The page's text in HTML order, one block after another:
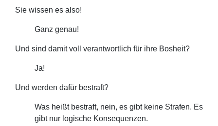
Sie wissen es also!
Ganz genau!
Und sind damit voll verantwortlich für ihre Bosheit?
Ja!
Und werden dafür bestraft?
Was heißt bestraft, nein, es gibt keine Strafen. Es
gibt nur logische Konsequenzen.